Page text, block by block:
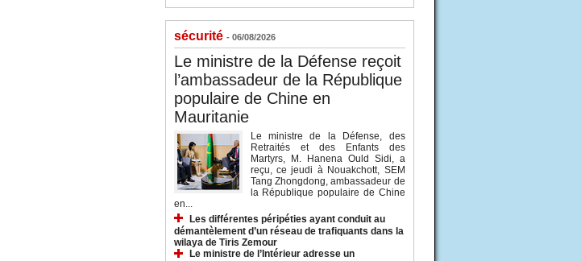
sécurité - 06/08/2026
Le ministre de la Défense reçoit
l’ambassadeur de la République
populaire de Chine en
Mauritanie
Le ministre de la Défense, des
Retraités et des Enfants des
Martyrs, M. Hanena Ould Sidi, a
reçu, ce jeudi à Nouakchott, SEM
Tang Zhongdong, ambassadeur de
la République populaire de Chine
en...
Les différentes péripéties ayant conduit au
démantèlement d’un réseau de trafiquants dans la
wilaya de Tiris Zemour
Le ministre de l’Intérieur adresse un